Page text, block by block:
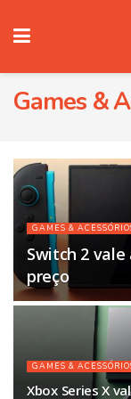
Games &
GAMES &
Switch 2
preço
GAMES &
Xbox Series X